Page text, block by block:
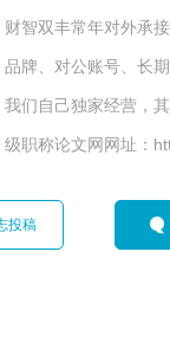
财智双丰常年对外承
品牌、对公账号、长
我们自己独家经营，
级职称论文网网址：
投稿